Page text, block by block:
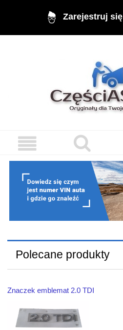
Zarejestruj się
Polecane produkty
Znaczek emblemat 2.0 TDI